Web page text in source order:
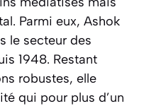
Parmi eux, Ashok
le secteur des
1948. Restant
robustes, elle
qui pour plus d’un